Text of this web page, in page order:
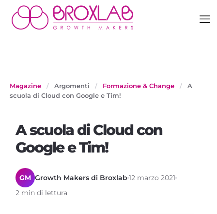
Magazine / Argomenti / Formazione & Change /
A
scuola di Cloud con Google e Tim!
A scuola di Cloud con
Google e Tim!
GM Growth Makers di Broxlab 12 marzo 2021
2 min di lettura